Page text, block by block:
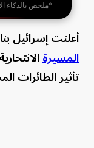
*ملخص بالذكاء
أعلنت إسرائيل
المسيرة
تأثير الطائرات